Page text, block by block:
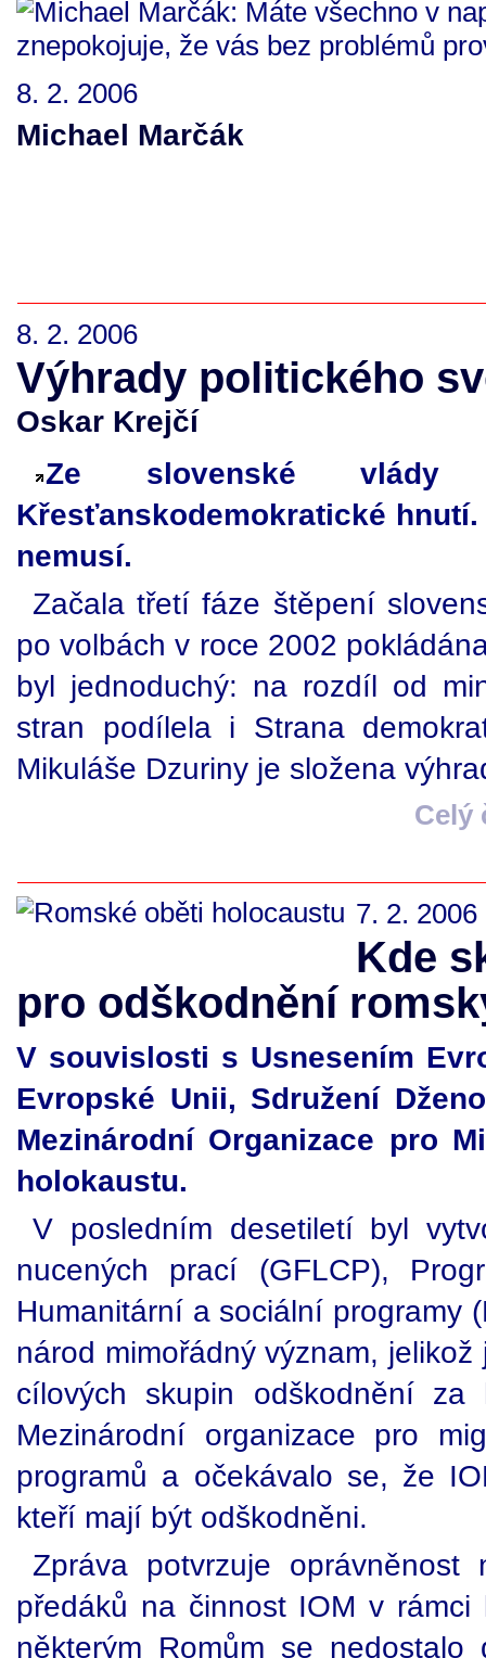
8. 2. 2006
Michael Marčák
8. 2. 2006
Výhrady politického
Oskar Krejčí
Ze slovenské vlády
Křesťanskodemokratické
nemusí.
Začala třetí fáze štěpení
po volbách v roce 2002
byl jednoduchý: na rozdíl od
stran podílela i Strana
Mikuláše Dzuriny je složena
Celý
7. 2. 2006
Kde
pro odškodnění
V souvislosti s Usnesením
Evropské Unii, Sdružení
Mezinárodní Organizace pro
holokaustu.
V posledním desetiletí byl
nucených prací (GFLCP),
Humanitární a sociální programy
národ mimořádný význam,
cílových skupin odškodnění za
Mezinárodní organizace pro
programů a očekávalo se, že
kteří mají být odškodněni.
Zpráva potvrzuje
předáků na činnost IOM v
některým Romům se